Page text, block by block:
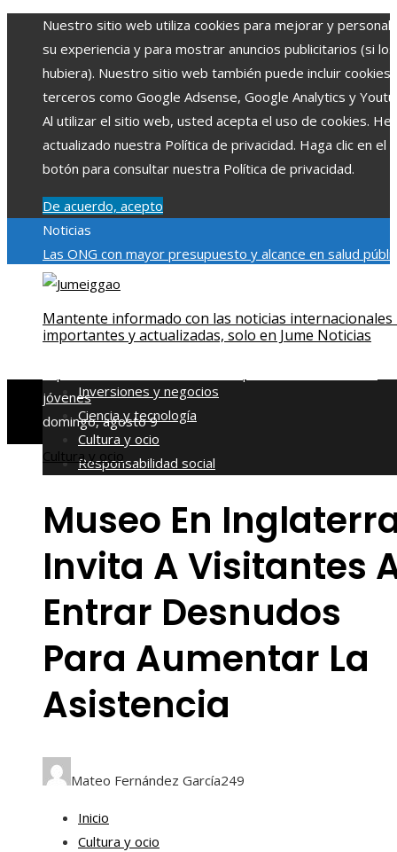
Nuestro sitio web utiliza cookies para mejorar y
su experiencia y para mostrar anuncios publicitarios (si los
hubiera). Nuestro sitio web también puede incluir cookies
terceros como Google Adsense, Google Analytics y
Al utilizar el sitio web, usted acepta el uso de cookies.
actualizado nuestra Política de privacidad. Haga clic en el
botón para consultar nuestra Política de privacidad.
De acuerdo, acepto
Noticias
Las ONG con mayor presupuesto y alcance en salud
educaciónImpacto económico y social de la estacionalidad
impacto en la regulación bancariaCómo la RSE impulsa el
desarrollo social y ambiental en comunidades chilenas
jóvenes
domingo, agosto 9
Mantente informado con las noticias internacionales
importantes y actualizadas, solo en Jume Noticias
Inversiones y negocios
Ciencia y tecnología
Cultura y ocio
Responsabilidad social
Cultura y ocio
Museo En
Invita A Visitantes
Entrar Desnudos
Para Aumentar La
Asistencia
Mateo Fernández García249
Inicio
Cultura y ocio